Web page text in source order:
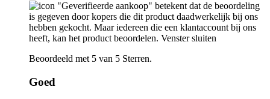
"Geverifieerde aankoop" betekent dat de beoordeling
is gegeven door kopers die dit product daadwerkelijk bij ons
hebben gekocht. Maar iedereen die een klantaccount bij ons
heeft, kan het product beoordelen. Venster sluiten
Beoordeeld met 5 van 5 Sterren.
Goed